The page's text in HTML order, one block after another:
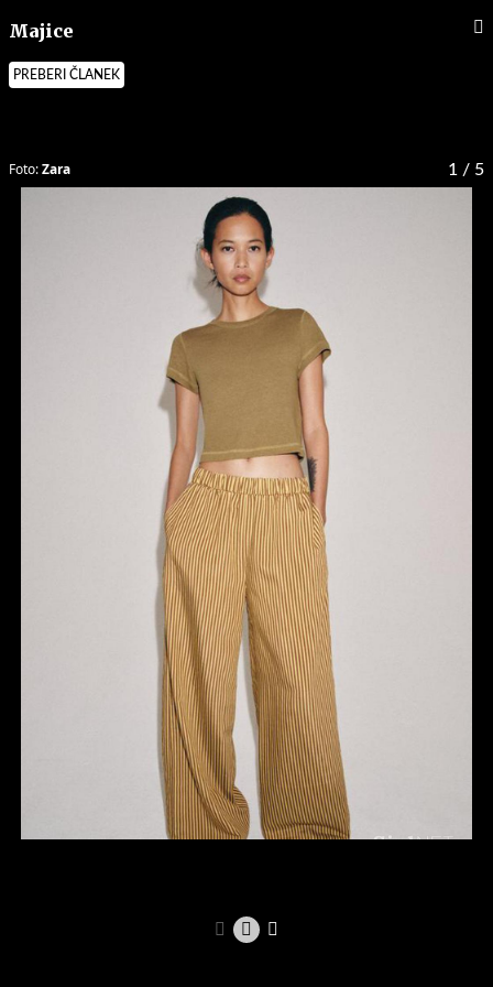
Majice
PREBERI ČLANEK
1 / 5
Foto:Zara